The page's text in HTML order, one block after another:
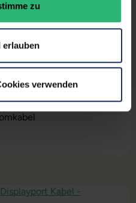
zu
erlauben
verwenden